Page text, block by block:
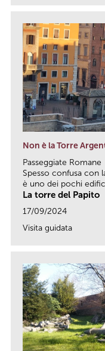
Non è la Torre
Passeggiate Romane
Spesso confusa con
è uno dei pochi
La torre del Papito
17/09/2024
Visita guidata